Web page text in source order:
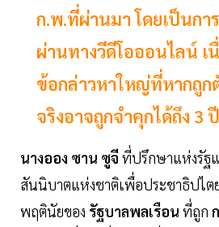
ก.พ.ที่ผ่านมา โดยเป็นกา
ผ่านทางวีดีโอออนไลน์ เ
ข้อกล่าวหาใหญ่ที่หากถูก
จริงอาจถูกจำคุกได้ถึง 3 ปี
นางออง ซาน ซูจี ที่ปรึกษาแห่งรัฐ
สันนิบาตแห่งชาติเพื่อประชาธิปไต
พฤตินัยของ รัฐบาลพลเรือน ที่ถูก